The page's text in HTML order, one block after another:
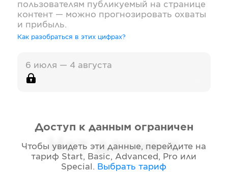
пользователям публикуемый на странице
контент — можно прогнозировать охваты
и прибыль.
Как разобраться в этих цифрах?
6 июля — 4 августа
Нет данных
Доступ к данным ограничен
Чтобы увидеть эти данные, перейдите на
тариф Start, Basic, Advanced, Pro или
Special . Выбрать тариф